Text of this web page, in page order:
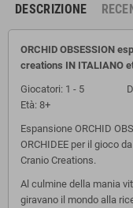
DESCRIZIONE
ORCHID OBSESSION
creations IN ITALIANO
Giocatori: 1 - 5
Età: 8+
Espansione ORCHID
ORCHIDEE per il gioco
Cranio Creations.
Al culmine della mania
giravano il mondo alla